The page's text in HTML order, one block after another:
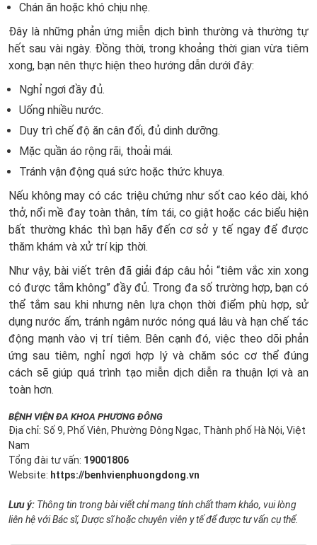
Chán ăn hoặc khó chịu nhẹ.
Đây là những phản ứng miễn dịch bình thường và thường tự
hết sau vài ngày. Đồng thời, trong khoảng thời gian vừa tiêm
xong, bạn nên thực hiện theo hướng dẫn dưới đây:
Nghỉ ngơi đầy đủ.
Uống nhiều nước.
Duy trì chế độ ăn cân đối, đủ dinh dưỡng.
Mặc quần áo rộng rãi, thoải mái.
Tránh vận động quá sức hoặc thức khuya.
Nếu không may có các triệu chứng như sốt cao kéo dài, khó
thở, nổi mề đay toàn thân, tím tái, co giật hoặc các biểu hiện
bất thường khác thì bạn hãy đến cơ sở y tế ngay để được
thăm khám và xử trí kịp thời.
Như vậy, bài viết trên đã giải đáp câu hỏi “tiêm vắc xin xong
có được tắm không” đầy đủ. Trong đa số trường hợp, bạn có
thể tắm sau khi nhưng nên lựa chọn thời điểm phù hợp, sử
dụng nước ấm, tránh ngâm nước nóng quá lâu và hạn chế tác
động mạnh vào vị trí tiêm. Bên cạnh đó, việc theo dõi phản
ứng sau tiêm, nghỉ ngơi hợp lý và chăm sóc cơ thể đúng
cách sẽ giúp quá trình tạo miễn dịch diễn ra thuận lợi và an
toàn hơn.
BỆNH VIỆN ĐA KHOA PHƯƠNG ĐÔNG
Địa chỉ: Số 9, Phố Viên, Phường Đông Ngạc, Thành phố Hà Nội, Việt
Nam
Tổng đài tư vấn: 19001806
Website: https://benhvienphuongdong.vn
Lưu ý: Thông tin trong bài viết chỉ mang tính chất tham khảo, vui lòng
liên hệ với Bác sĩ, Dược sĩ hoặc chuyên viên y tế để được tư vấn cụ thể.